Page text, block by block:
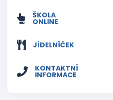
ŠKOLA
ONLINE
JÍDELNÍČEK
KONTAKTNÍ
INFORMACE